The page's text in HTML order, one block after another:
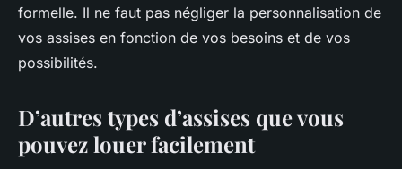
formelle. Il ne faut pas négliger la personnalisation de
vos assises en fonction de vos besoins et de vos
possibilités.
D’autres types d’assises que vous
pouvez louer facilement